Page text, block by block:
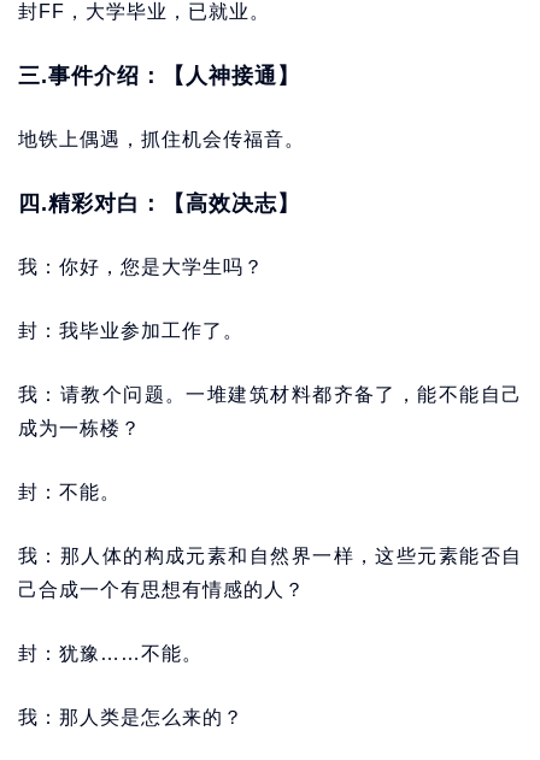
封FF，大学毕业，已就业。
三.事件介绍：【人神接通】
地铁上偶遇，抓住机会传福音。
四.精彩对白：【高效决志】
我：你好，您是大学生吗？
封：我毕业参加工作了。
我：请教个问题。一堆建筑材料都齐备了，能不能自己
成为一栋楼？
封：不能。
我：那人体的构成元素和自然界一样，这些元素能否自
己合成一个有思想有情感的人？
封：犹豫……不能。
我：那人类是怎么来的？